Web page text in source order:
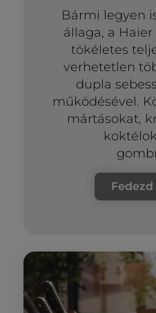
Bármi legyen
állaga, a
tökéletes
verhetetlen
dupla
működésével.
mártásokat,